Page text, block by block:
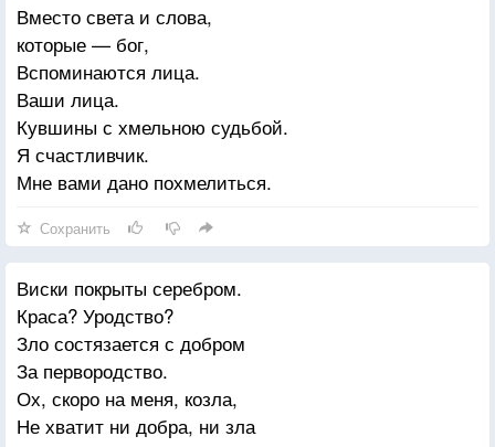
Вместо света и слова,
которые — бог,
Вспоминаются лица.
Ваши лица.
Кувшины с хмельною судьбой.
Я счастливчик.
Мне вами дано похмелиться.
Сохранить
Виски покрыты серебром.
Краса? Уродство?
Зло состязается с добром
За первородство.
Ох, скоро на меня, козла,
Не хватит ни добра, ни зла